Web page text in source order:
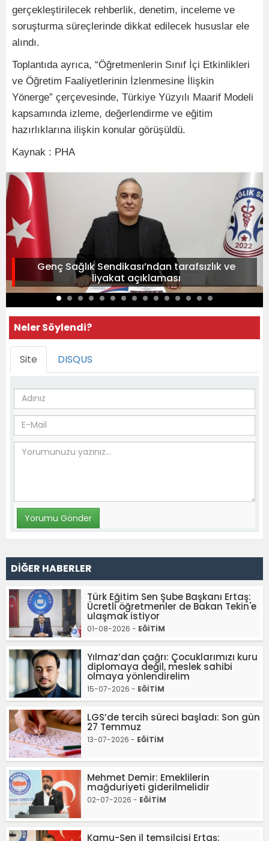
gerçekleştirilecek rehberlik, denetim, inceleme ve
soruşturma süreçlerinde dikkat edilecek hususlar ele
alındı.
Toplantıda ayrıca, “Öğretmenlerin Sınıf İçi Etkinlikleri
ve Öğretim Faaliyetlerinin İzlenmesine İlişkin
Yönerge” çerçevesinde, Türkiye Yüzyılı Maarif Modeli
kapsamında izleme, değerlendirme ve eğitim
hazırlıklarına ilişkin konular görüşüldü.
Kaynak : PHA
Genç Sağlık Sendikası’ndan tarafsızlık ve
liyakat açıklaması
Neler Söylendi?
Site DISQUS
DİĞER HABERLER
Türk Eğitim Sen Şube Başkanı Ertaş:
Ücretli öğretmenler de Bakan Tekin'e
ulaşmak istiyor
01-08-2026 - EĞİTİM
Yılmaz’dan çağrı: Çocuklarımızı kuru
diplomaya değil, meslek sahibi
olmaya yönlendirelim
15-07-2026 - EĞİTİM
LGS’de tercih süreci başladı: Son gün
27 Temmuz
13-07-2026 - EĞİTİM
Mehmet Demir: Emeklilerin
mağduriyeti giderilmelidir
02-07-2026 - EĞİTİM
Kamu-Sen il temsilcisi Ertaş: